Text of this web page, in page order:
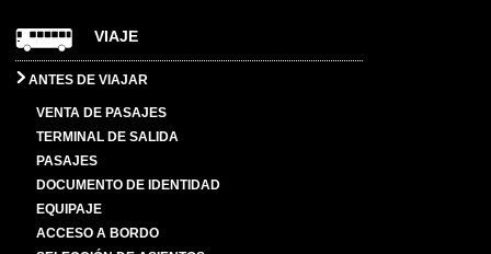
VIAJE
ANTES DE VIAJAR
VENTA DE PASAJES
TERMINAL DE SALIDA
PASAJES
DOCUMENTO DE IDENTIDAD
EQUIPAJE
ACCESO A BORDO